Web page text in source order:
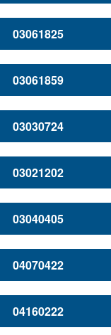
03061825
03061859
03030724
03021202
03040405
04070422
04160222